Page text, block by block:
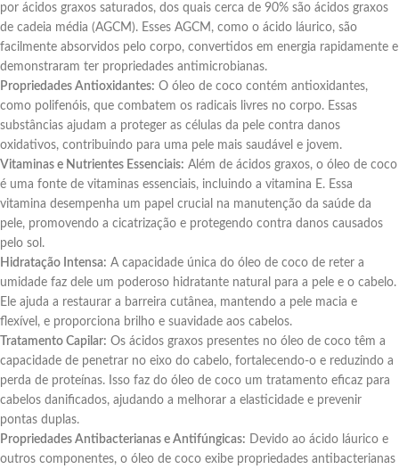
por ácidos graxos saturados, dos quais cerca de 90% são ácidos graxos
de cadeia média (AGCM). Esses AGCM, como o ácido láurico, são
facilmente absorvidos pelo corpo, convertidos em energia rapidamente e
demonstraram ter propriedades antimicrobianas.
Propriedades Antioxidantes: O óleo de coco contém antioxidantes,
como polifenóis, que combatem os radicais livres no corpo. Essas
substâncias ajudam a proteger as células da pele contra danos
oxidativos, contribuindo para uma pele mais saudável e jovem.
Vitaminas e Nutrientes Essenciais: Além de ácidos graxos, o óleo de coco
é uma fonte de vitaminas essenciais, incluindo a vitamina E. Essa
vitamina desempenha um papel crucial na manutenção da saúde da
pele, promovendo a cicatrização e protegendo contra danos causados
pelo sol.
Hidratação Intensa: A capacidade única do óleo de coco de reter a
umidade faz dele um poderoso hidratante natural para a pele e o cabelo.
Ele ajuda a restaurar a barreira cutânea, mantendo a pele macia e
flexível, e proporciona brilho e suavidade aos cabelos.
Tratamento Capilar: Os ácidos graxos presentes no óleo de coco têm a
capacidade de penetrar no eixo do cabelo, fortalecendo-o e reduzindo a
perda de proteínas. Isso faz do óleo de coco um tratamento eficaz para
cabelos danificados, ajudando a melhorar a elasticidade e prevenir
pontas duplas.
Propriedades Antibacterianas e Antifúngicas: Devido ao ácido láurico e
outros componentes, o óleo de coco exibe propriedades antibacterianas